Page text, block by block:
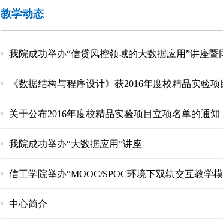
教学动态
我院成功举办“信贷风控领域的大数据应用”讲座暨
《数据结构与程序设计》获2016年度校精品实验项
关于公布2016年度校精品实验项目立项名单的通知
我院成功举办“大数据应用”讲座
信工学院举办“MOOC/SPOC环境下双轨交互教学
中心简介